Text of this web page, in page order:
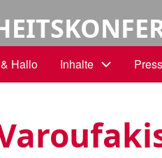
Hallo Inhalte